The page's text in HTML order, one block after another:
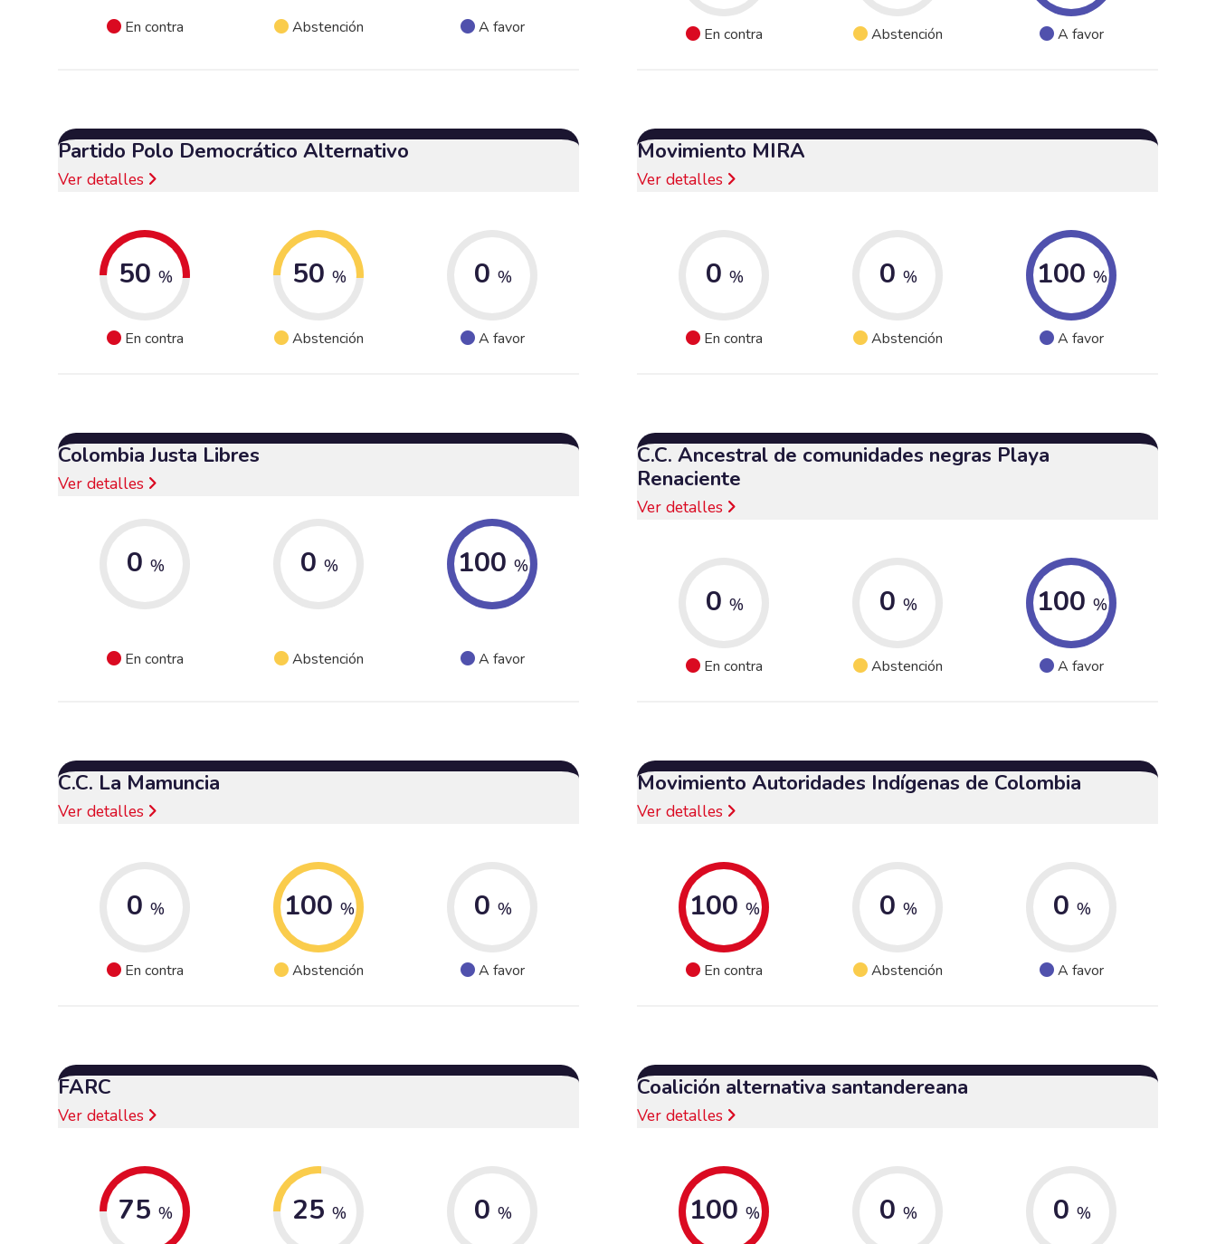
En contra Abstención A favor En contra Abstención A favor
Partido Polo Democrático Alternativo
Ver detalles
50 %
En contra
50 %
Abstención
0 %
A favor
Movimiento MIRA
Ver detalles
0 %
En contra
0 %
Abstención
100 %
A favor
Colombia Justa Libres
Ver detalles
0 %
En contra
0 %
Abstención
100 %
A favor
C.C. Ancestral de comunidades negras Playa
Renaciente
Ver detalles
0 %
En contra
0 %
Abstención
100 %
A favor
C.C. La Mamuncia
Ver detalles
0 %
En contra
100 %
Abstención
0 %
A favor
Movimiento Autoridades Indígenas de Colombia
Ver detalles
100 %
En contra
0 %
Abstención
0 %
A favor
FARC
Ver detalles
75 % 25 % 0 %
Coalición alternativa santandereana
Ver detalles
100 % 0 % 0 %